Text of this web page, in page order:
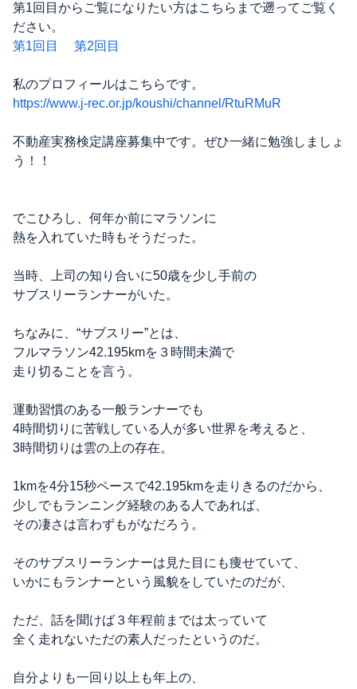
第1回目からご覧になりたい方はこちらまで遡ってご覧く
ださい。
第1回目
第2回目
私のプロフィールはこちらです。
https://www.j-rec.or.jp/koushi/channel/RtuRMuR
不動産実務検定講座募集中です。ぜひ一緒に勉強しましょ
う！！
でこひろし、何年か前にマラソンに
熱を入れていた時もそうだった。
当時、上司の知り合いに50歳を少し手前の
サブスリーランナーがいた。
ちなみに、“サブスリー”とは、
フルマラソン42.195kmを３時間未満で
走り切ることを言う。
運動習慣のある一般ランナーでも
4時間切りに苦戦している人が多い世界を考えると、
3時間切りは雲の上の存在。
1kmを4分15秒ペースで42.195kmを走りきるのだから、
少しでもランニング経験のある人であれば、
その凄さは言わずもがなだろう。
そのサブスリーランナーは見た目にも痩せていて、
いかにもランナーという風貌をしていたのだが、
ただ、話を聞けば３年程前までは太っていて
全く走れないただの素人だったというのだ。
自分よりも一回り以上も年上の、